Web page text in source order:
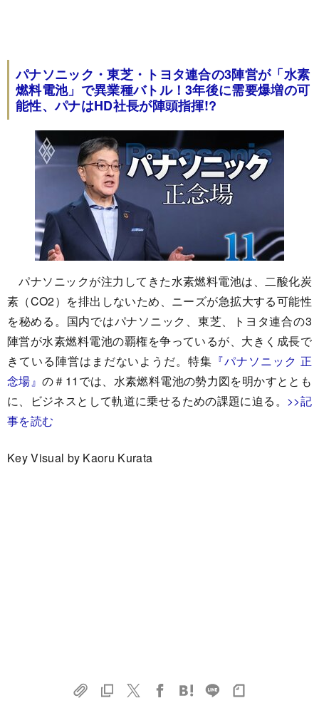
パナソニック・東芝・トヨタ連合の3陣営が「水素
燃料電池」で異業種バトル！3年後に需要爆増の可
能性、パナはHD社長が陣頭指揮!?
パナソニックが注力してきた水素燃料電池は、二酸化炭
素（CO2）を排出しないため、ニーズが急拡大する可能性
を秘める。国内ではパナソニック、東芝、トヨタ連合の3
陣営が水素燃料電池の覇権を争っているが、大きく成長で
きている陣営はまだないようだ。特集 『パナソニック 正
念場』の＃11では、水素燃料電池の勢力図を明かすととも
に、ビジネスとして軌道に乗せるための課題に迫る。 >>記
事を読む
Key Visual by Kaoru Kurata